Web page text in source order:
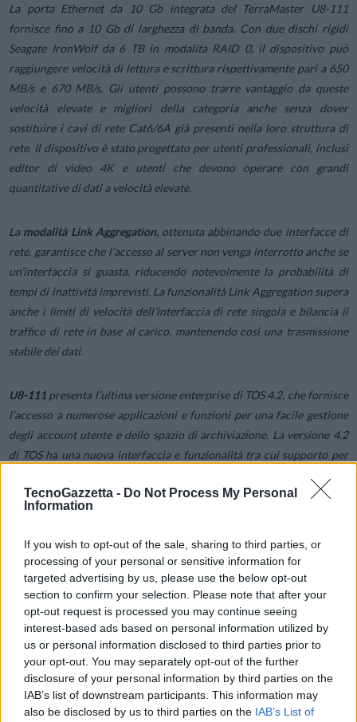
TecnoGazzetta - Do Not Process My Personal
Information
If you wish to opt-out of the sale, sharing to third parties, or
processing of your personal or sensitive information for
targeted advertising by us, please use the below opt-out
section to confirm your selection. Please note that after your
opt-out request is processed you may continue seeing
interest-based ads based on personal information utilized by
us or personal information disclosed to third parties prior to
your opt-out. You may separately opt-out of the further
disclosure of your personal information by third parties on the
IAB’s list of downstream participants. This information may
also be disclosed by us to third parties on the IAB’s List of
La porta Ethernet da 10 Gb integrata del TerraMaster U8-111
fornisce fino a 10 Gb di larghezza di banda. Con due dischi rigidi
Seagate IronWolf da 6 TB in modalità RAID 0, il dispositivo può
raggiungere velocità di lettura e scrittura rispettivamente pari a 650
MB/s e 670 MB/s. Gli utenti possono trarre vantaggio da queste
velocità elevate e migliori della categoria anche senza dover
sostituire i cavi di rete Cat6/6A già presenti nella loro struttura di
rete. Il dispositivo è stato progettato per utenti professionali, inclusi
editor di video 4K e utenti che devono operare con grandi
quantitative di dati a velocità elevate.
La modalità Link Aggregation, ottenuta abbinando due interfacce di
rete, garantisce che l’accesso al server non venga interrotto anche se
un’interfaccia si guasta, riducendo notevolmente la probabilità di
tempi di inattività imprevisti. La funzionalità Link Aggregation supera
anche i limiti di velocità dell’interfaccia di rete singola e bilancia il
traffico di rete in base al carico, mantenendo così una trasmissione
stabile dei dati.
U8-111 presenta l’ultima versione enterprise di TOS 4.2, che fornisce
l’accesso a numerose applicazioni e funzioni per una facile gestione
degli account utente e dello spazio di archiviazione. La versione 4.2
di TOS ha una nuova interfaccia e funzionalità tra cui supporto per
sicurezza migliorata con SSL, supporto e monitoraggio migliorati e
altre funzionalità.
L’interfaccia grafica TOS consente di gestire in modo flessibile gli
account utente e lo spazio di archiviazione, fornendo un elevato
livello di protezione del server oltre ad una gestione ottimizzata dello
spazio di archiviazione. Le notifiche di avviso configurabili ti tengono
informato sullo stato del server. È inoltre possibile accedere ai file in
TNAS tramite un browser Web, trascinare i file sui computer per
caricare i file sul NAS e scaricare i file tutto in modo molto intuitivo e
facile.